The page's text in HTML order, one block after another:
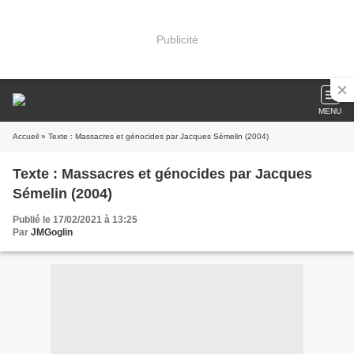
Publicité
MENU
Accueil » Texte : Massacres et génocides par Jacques Sémelin (2004)
Texte : Massacres et génocides par Jacques
Sémelin (2004)
Publié le 17/02/2021 à 13:25
Par JMGoglin